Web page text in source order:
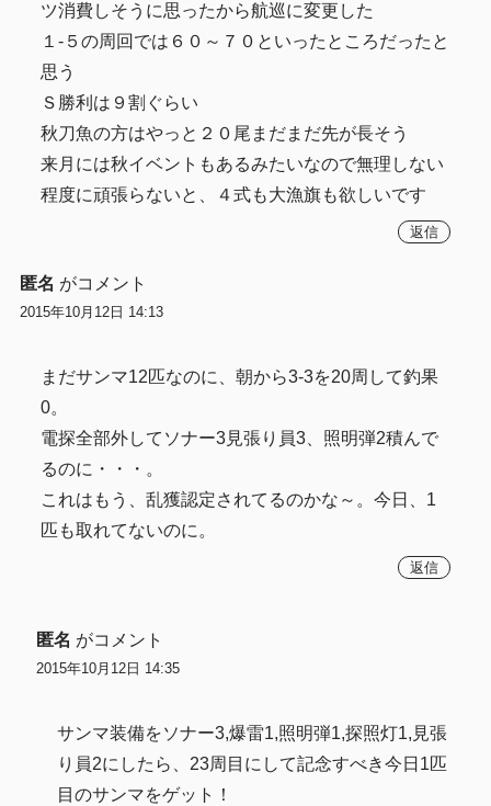
ツ消費しそうに思ったから航巡に変更した
１-５の周回では６０～７０といったところだったと
思う
Ｓ勝利は９割ぐらい
秋刀魚の方はやっと２０尾まだまだ先が長そう
来月には秋イベントもあるみたいなので無理しない
程度に頑張らないと、４式も大漁旗も欲しいです
返信
匿名 がコメント
2015年10月12日 14:13
まだサンマ12匹なのに、朝から3-3を20周して釣果
0。
電探全部外してソナー3見張り員3、照明弾2積んで
るのに・・・。
これはもう、乱獲認定されてるのかな～。今日、1
匹も取れてないのに。
返信
匿名 がコメント
2015年10月12日 14:35
サンマ装備をソナー3,爆雷1,照明弾1,探照灯1,見張
り員2にしたら、23周目にして記念すべき今日1匹
目のサンマをゲット！